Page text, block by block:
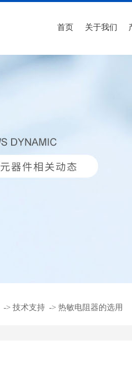
首页 关于我们
-> 技术支持 -> 热敏电阻器的选用